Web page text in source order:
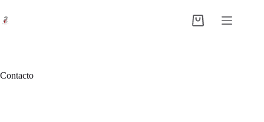
al
contenido
Shopping
Contacto